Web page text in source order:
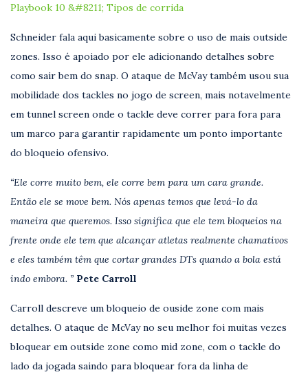
Playbook 10 &#8211; Tipos de corrida
Schneider fala aqui basicamente sobre o uso de mais outside
zones. Isso é apoiado por ele adicionando detalhes sobre
como sair bem do snap. O ataque de McVay também usou sua
mobilidade dos tackles no jogo de screen, mais notavelmente
em tunnel screen onde o tackle deve correr para fora para
um marco para garantir rapidamente um ponto importante
do bloqueio ofensivo.
“Ele corre muito bem, ele corre bem para um cara grande.
Então ele se move bem. Nós apenas temos que levá-lo da
maneira que queremos. Isso significa que ele tem bloqueios na
frente onde ele tem que alcançar atletas realmente chamativos
e eles também têm que cortar grandes DTs quando a bola está
indo embora. ” Pete Carroll
Carroll descreve um bloqueio de ouside zone com mais
detalhes. O ataque de McVay no seu melhor foi muitas vezes
bloquear em outside zone como mid zone, com o tackle do
lado da jogada saindo para bloquear fora da linha de